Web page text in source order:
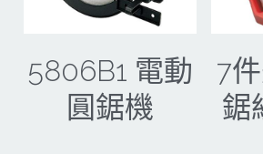
5806B1 電動
圓鋸機
7
鋸